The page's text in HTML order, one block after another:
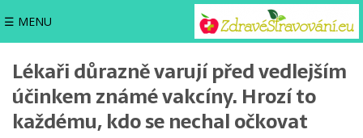
☰ MENU
Lékaři důrazně varují před vedlejším
účinkem známé vakcíny. Hrozí to
každému, kdo se nechal očkovat